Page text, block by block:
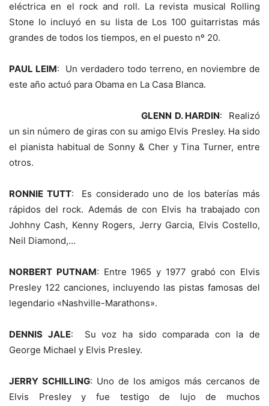
eléctrica en el rock and roll. La revista musical Rolling
Stone lo incluyó en su lista de Los 100 guitarristas más
grandes de todos los tiempos, en el puesto nº 20.
PAUL LEIM: Un verdadero todo terreno, en noviembre de
este año actuó para Obama en La Casa Blanca.
GLENN D. HARDIN: Realizó
un sin número de giras con su amigo Elvis Presley. Ha sido
el pianista habitual de Sonny & Cher y Tina Turner, entre
otros.
RONNIE TUTT: Es considerado uno de los baterías más
rápidos del rock. Además de con Elvis ha trabajado con
Johhny Cash, Kenny Rogers, Jerry Garcia, Elvis Costello,
Neil Diamond,…
NORBERT PUTNAM: Entre 1965 y 1977 grabó con Elvis
Presley 122 canciones, incluyendo las pistas famosas del
legendario «Nashville-Marathons».
DENNIS JALE: Su voz ha sido comparada con la de
George Michael y Elvis Presley.
JERRY SCHILLING: Uno de los amigos más cercanos de
Elvis Presley y fue testigo de lujo de muchos